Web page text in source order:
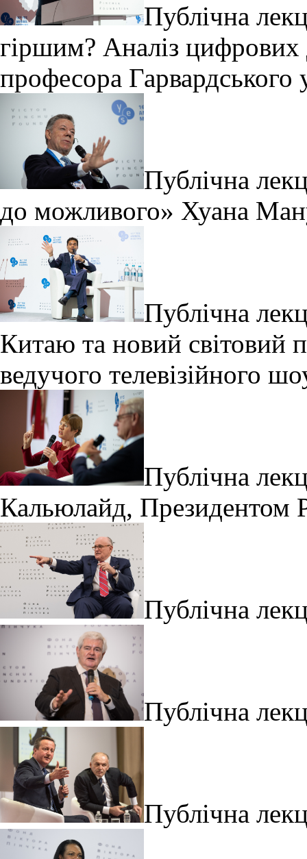
Публічна
гіршим? Аналіз цифрових
професора Гарвардського
Публічна
до можливого» Хуана
Публічна
Китаю та новий світовий
ведучого телевізійного
Публічна
Кальюлайд, Президентом
Публічна
Публічна
Публічна